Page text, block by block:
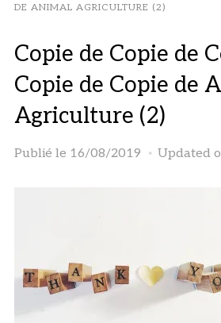
DE ANIMAL AGRICULTURE (2)
Copie de Copie de
Copie de Copie de
Agriculture (2)
Publié le 16/08/2019 Updated